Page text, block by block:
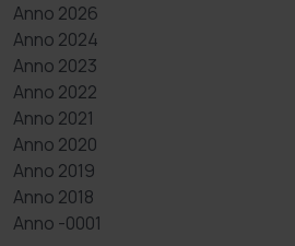
Anno 2026
Anno 2024
Anno 2023
Anno 2022
Anno 2021
Anno 2020
Anno 2019
Anno 2018
Anno -0001